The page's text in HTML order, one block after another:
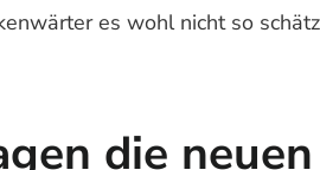
es wohl nicht so
die